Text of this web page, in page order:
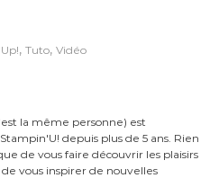
, Tuto, Vidéo
la même personne) est
depuis plus de 5 ans. Rien
de vous faire découvrir les plaisirs
vous inspirer de nouvelles